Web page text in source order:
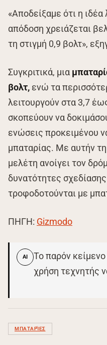
«Αποδείξαμε ότι η ιδέα
απόδοση χρειάζεται
τη στιγμή 0,9 βολτ»,
Συγκριτικά, μια
βολτ, ενώ τα
λειτουργούν στα 3,7
σκοπεύουν να
ενώσεις προκειμένου
μπαταρίας. Με αυτήν τη
μελέτη ανοίγει τον
δυνατότητες
τροφοδοτούνται με
ΠΗΓΗ: Gizmodo
AI
Το παρόν
χρήση τεχνητής
ΜΠΑΤΑΡΊΕΣ